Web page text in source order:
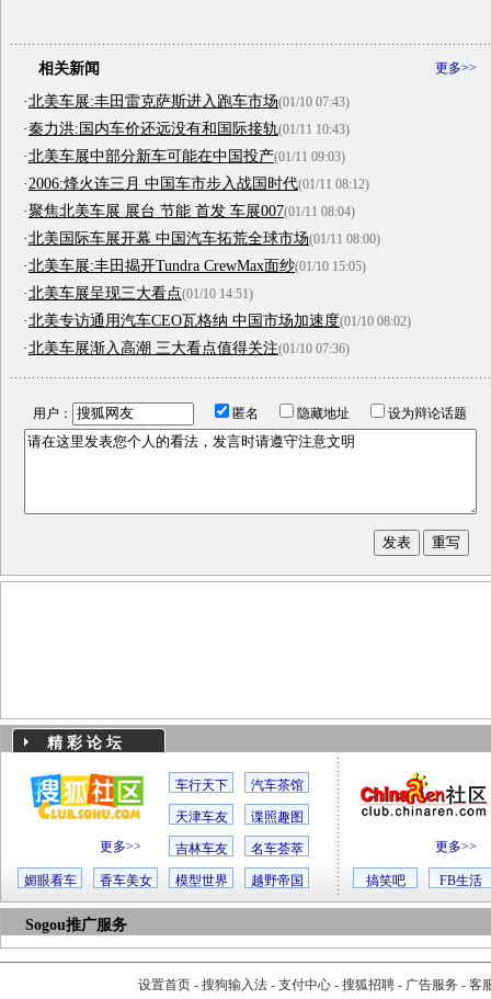
更多>>
相关新闻
·北美车展:丰田雷克萨斯进入跑车市场(01/10 07:43)
·秦力洪:国内车价还远没有和国际接轨(01/11 10:43)
·北美车展中部分新车可能在中国投产(01/11 09:03)
·2006:烽火连三月 中国车市步入战国时代(01/11 08:12)
·聚焦北美车展 展台 节能 首发 车展007(01/11 08:04)
·北美国际车展开幕 中国汽车拓荒全球市场(01/11 08:00)
·北美车展:丰田揭开Tundra CrewMax面纱(01/10 15:05)
·北美车展呈现三大看点(01/10 14:51)
·北美专访通用汽车CEO瓦格纳 中国市场加速度(01/10 08:02)
·北美车展渐入高潮 三大看点值得关注(01/10 07:36)
用户： 匿名 隐藏地址 设为辩论话题
精 彩 论 坛
更多>>
车行天下 汽车茶馆
天津车友 谍照趣图
吉林车友 名车荟萃
媚眼看车 香车美女 模型世界 越野帝国
更多>>
搞笑吧 FB生活
Sogou推广服务
设置首页- 搜狗输入法- 支付中心- 搜狐招聘- 广告服务 - 客